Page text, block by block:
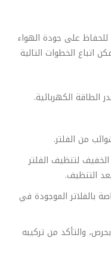
على جودة الهواء
الخطوات التالية
الكهربائية.
من الفلتر.
لتنظيف الفلتر
التنظيف.
بالفلاتر الموجودة في
والتأكد من تركيبه